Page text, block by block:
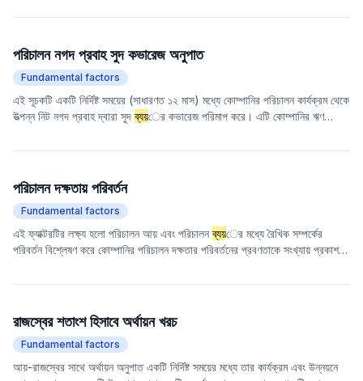
পরিষেবাগুলি তত বেশি লাভজনক। এই সূচকটি একটি নির্দিষ্ট সময়ের মধ্যে একটি কোম্পানির
পরিচালন নগদ প্রবাহ সুদ কভারেজ অনুপাত
Fundamental factors
এই সূচকটি একটি নির্দিষ্ট সময়ের (সাধারণত ১২ মাস) মধ্যে কোম্পানির পরিচালন কার্যক্রম থেকে
উত্পন্ন নিট নগদ প্রবাহ দ্বারা সুদব্যয়ের কভারেজ পরিমাপ করে। এটি কোম্পানির ঋণ
মান যত বেশি, পরিচালন কার্যক্রম থেকে উত্পন্ন নগদ প্রবাহের উপর নির্ভর করে সুদ পরিশোধ
পরিচালন দক্ষতায় পরিবর্তন
Fundamental factors
এই ফ্যাক্টরটির লক্ষ্য হলো পরিচালন আয় এবং পরিচালনব্যয়ের মধ্যে রৈখিক সম্পর্কের
পরিবর্তন বিশ্লেষণ করে কোম্পানির পরিচালন দক্ষতার পরিবর্তনের প্রবণতাকে সংখ্যায় প্রকাশ
ব্যয়ের মধ্যে সম্পর্ক স্থাপন করা হয় এবং পরিচালন দক্ষতার পরিবর্তনের নির্দেশক হিসাবে
যেখানে ঋণাত্মক অবশিষ্ট পরিচালন দক্ষতার হ্রাস নির্দেশ করে। অবশিষ্টের পরম মান দক্ষতার
পরিবর্তনের মাত্রা প্রতিফলিত করে।
রাজস্বের শতাংশ হিসাবে অর্থায়ন খরচ
Fundamental factors
আয়-রাজস্বের সাথে অর্থায়ন অনুপাত একটি নির্দিষ্ট সময়ের মধ্যে তার কার্যক্রম এবং উন্নয়নে